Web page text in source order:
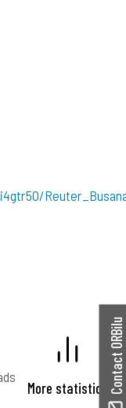
More statistics Contact ORBilu